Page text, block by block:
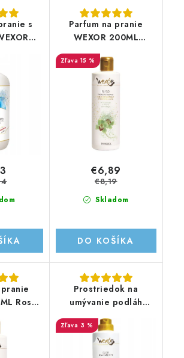
s
Parfum na pranie
WEXOR 200ML
Orchidea Verde e
Muschio dell´Himalaya
15 %
Skladom
€6,89
€8,19
DO KOŠÍKA
Rosa
Prostriedok na
umývanie podláh
Fior di Loto e Accordo
Mediteranneo
3 %